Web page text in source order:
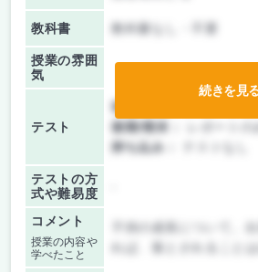
教科書 教科書なし・不要
授業の雰囲
気
テスト
前期/中間：
後期/期末：
持ち込み：
テストの方
式や難易度
コメント
授業の内容や
学べたこと
続きを見